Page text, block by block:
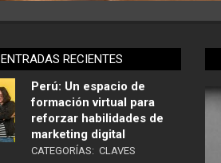
ENTRADAS RECIENTES
Perú: Un espacio de
formación virtual para
reforzar habilidades de
marketing digital
CATEGORÍAS: CLAVES